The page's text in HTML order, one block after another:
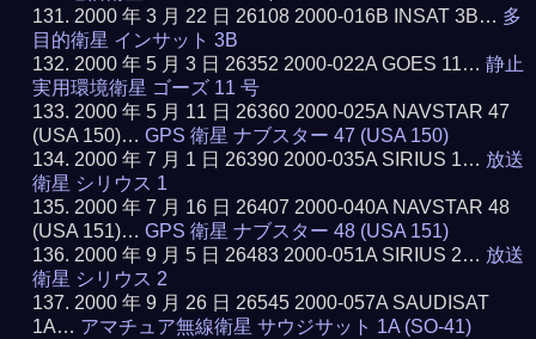
2000 年 3 月 22 日 26108 2000-016B INSAT 3B… 多
目的衛星 インサット 3B
2000 年 5 月 3 日 26352 2000-022A GOES 11…静止
実用環境衛星 ゴーズ 11 号
2000 年 5 月 11 日 26360 2000-025A NAVSTAR 47
(USA 150)…GPS 衛星 ナブスター 47 (USA 150)
2000 年 7 月 1 日 26390 2000-035A SIRIUS 1… 放送
衛星 シリウス 1
2000 年 7 月 16 日 26407 2000-040A NAVSTAR 48
(USA 151)…GPS 衛星 ナブスター 48 (USA 151)
2000 年 9 月 5 日 26483 2000-051A SIRIUS 2… 放送
衛星 シリウス 2
2000 年 9 月 26 日 26545 2000-057A SAUDISAT
1A… アマチュア無線衛星 サウジサット 1A (SO-41)